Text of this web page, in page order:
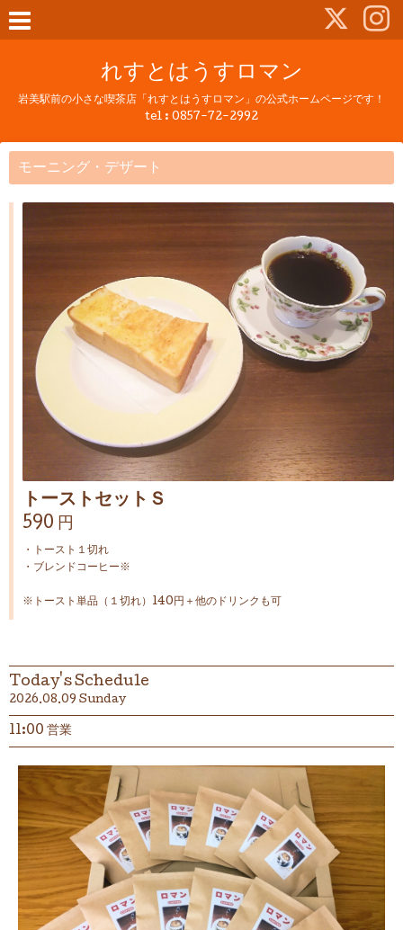
れすとはうすロマン
岩美駅前の小さな喫茶店「れすとはうすロマン」の公式ホームページです！
tel : 0857-72-2992
モーニング・デザート
トーストセットＳ
590 円
・トースト１切れ
・ブレンドコーヒー※
※トースト単品（１切れ）140円＋他のドリンクも可
Today's Schedule
2026.08.09 Sunday
11:00 営業